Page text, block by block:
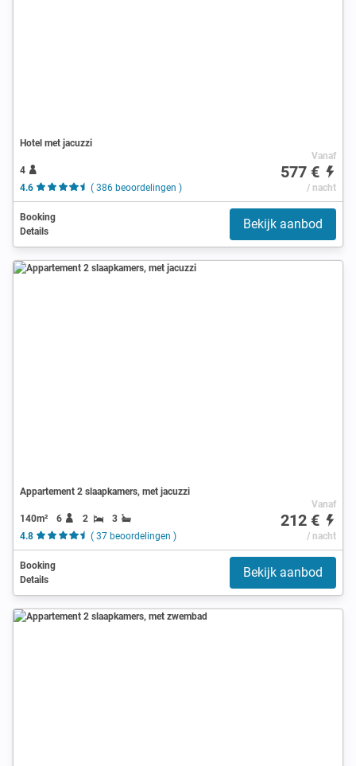
Hotel met jacuzzi
4
4.6
( 386 beoordelingen )
Vanaf
577 €
/ nacht
Booking
Details
Bekijk aanbod
Appartement 2 slaapkamers, met jacuzzi
140m² 6 2
3
4.8
( 37 beoordelingen )
Vanaf
212 €
/ nacht
Booking
Details
Bekijk aanbod